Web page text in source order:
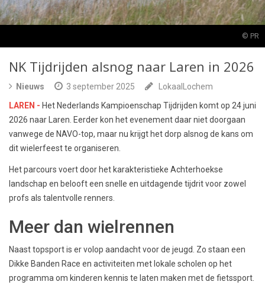
ZOEKEN
© PR
NK Tijdrijden alsnog naar Laren in 2026
Nieuws 3 september 2025
LokaalLochem
LAREN - Het Nederlands Kampioenschap Tijdrijden komt op 24 juni
2026 naar Laren. Eerder kon het evenement daar niet doorgaan
vanwege de NAVO-top, maar nu krijgt het dorp alsnog de kans om
dit wielerfeest te organiseren.
Het parcours voert door het karakteristieke Achterhoekse
landschap en belooft een snelle en uitdagende tijdrit voor zowel
profs als talentvolle renners.
Meer dan wielrennen
Naast topsport is er volop aandacht voor de jeugd. Zo staan een
Dikke Banden Race en activiteiten met lokale scholen op het
programma om kinderen kennis te laten maken met de fietssport.